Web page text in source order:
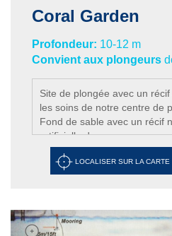
Coral Garden
Profondeur: 10-12 m
Convient aux plongeurs
Site de plongée avec un
les soins de notre centre de
Fond de sable avec un récif
artificielle de coraux.
LOCALISER SUR LA CARTE